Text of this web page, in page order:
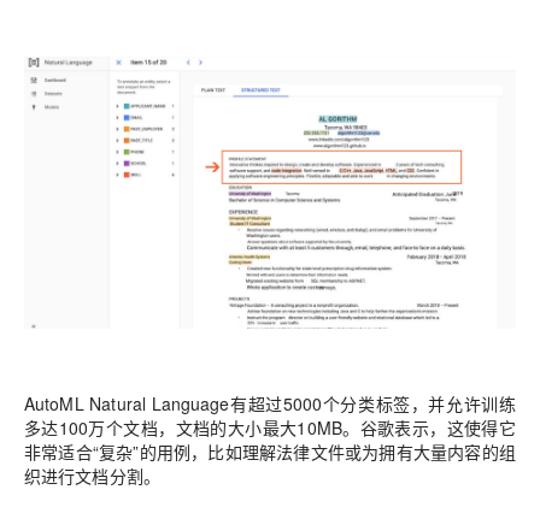
AutoML Natural Language有超过5000个分类标签，并允许训练
多达100万个文档，文档的大小最大10MB。谷歌表示，这使得它
非常适合“复杂”的用例，比如理解法律文件或为拥有大量内容的组
织进行文档分割。